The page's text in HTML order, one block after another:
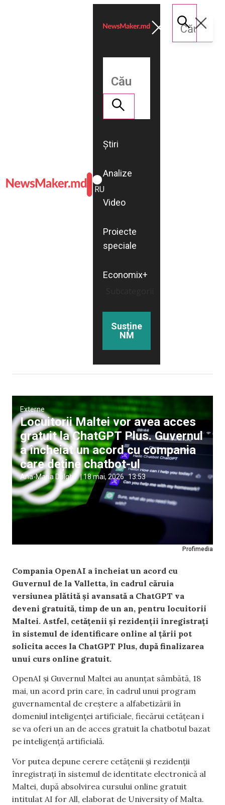
ROMÂNĂ
RU
Știri
Analize
Video
Proiecte
speciale
Economix+
Susține
NM
Profimedia
Externe
Locuitorii Maltei vor avea acces
gratuit la ChatGPT Plus. Guvernul
a încheiat un acord cu compania
care deține chatbot-ul
Ana-Maria Dolghii |18 mai, 2026 13:53
Compania OpenAI a încheiat un acord cu
Guvernul de la Valletta, în cadrul căruia
versiunea plătită și avansată a ChatGPT va
deveni gratuită, timp de un an, pentru locuitorii
Maltei. Astfel, cetățenii și rezidenții înregistrați
în sistemul de identificare online al țării pot
solicita acces la ChatGPT Plus, după finalizarea
unui curs online gratuit.
OpenAI și Guvernul Maltei au anunțat sâmbătă, 18
mai, un acord prin care, în cadrul unui program
guvernamental de creștere a alfabetizării în
domeniul inteligenței artificiale, fiecărui cetățean i
se va oferi un an de acces gratuit la chatbotul bazat
pe inteligență artificială.
Vor putea depune cerere cetățenii și rezidenții
înregistrați în sistemul de identitate electronică al
Maltei, după absolvirea cursului online gratuit
intitulat AI for All, elaborat de University of Malta.